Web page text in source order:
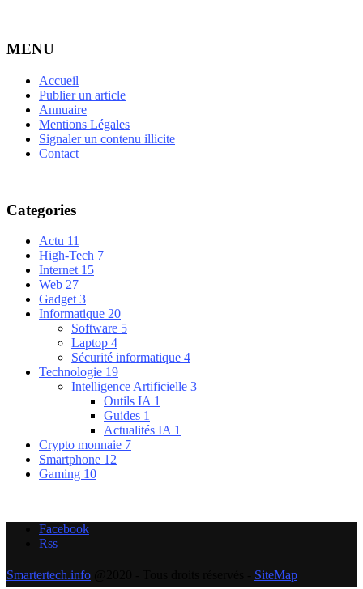
MENU
Accueil
Publier un article
Annuaire
Mentions Légales
Signaler un contenu illicite
Contact
Categories
Actu 11
High-Tech 7
Internet 15
Web 27
Gadget3
Informatique 20
Software 5
Laptop 4
Sécurité informatique 4
Technologie 19
Intelligence Artificielle 3
Outils IA 1
Guides 1
Actualités IA 1
Crypto monnaie 7
Smartphone 12
Gaming 10
Facebook
Rss
Smartertech.info SiteMap